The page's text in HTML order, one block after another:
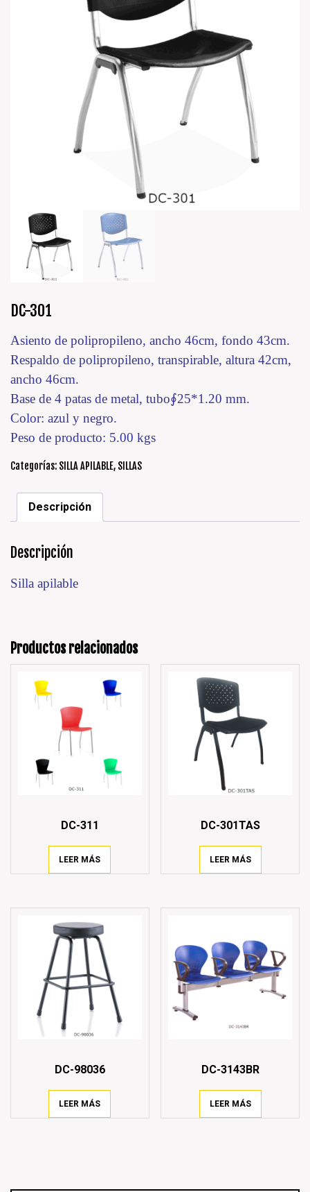
DC-301
Asiento de polipropileno, ancho 46cm, fondo 43cm.
Respaldo de polipropileno, transpirable, altura 42cm,
ancho 46cm.
Base de 4 patas de metal, tubo∮25*1.20 mm.
Color: azul y negro.
Peso de producto: 5.00 kgs
Categorías: SILLA APILABLE, SILLAS
Descripción
Descripción
Silla apilable
Productos relacionados
DC-311
LEER MÁS
DC-301TAS
LEER MÁS
DC-98036
LEER MÁS
DC-3143BR
LEER MÁS